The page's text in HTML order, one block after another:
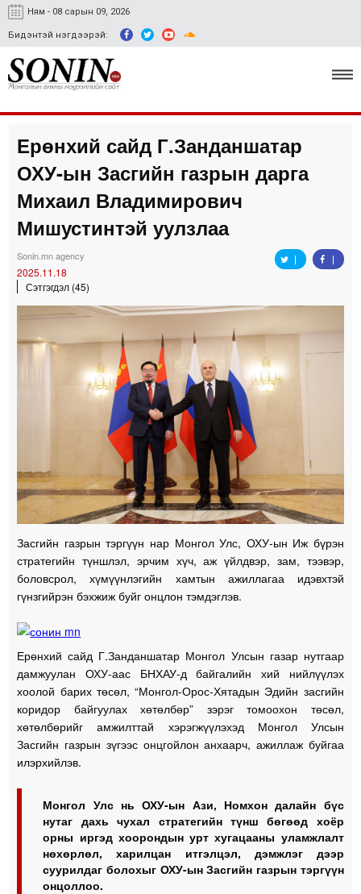
Ням - 08 сарын 09, 2026
Бидэнтэй нэгдээрэй:
Улс төр, эдийн засаг
Гэмт хэрэг
Нийгэм, соёл
Ерөнхий сайд Г.Занданшатар
ОХУ-ын Засгийн газрын дарга
Михаил Владимирович
Мишустинтэй уулзлаа
Sonin.mn agency
2025.11.18
Сэтгэгдэл (45)
Засгийн газрын тэргүүн нар Монгол Улс, ОХУ-ын Иж бүрэн
стратегийн түншлэл, эрчим хүч, аж үйлдвэр, зам, тээвэр,
боловсрол, хүмүүнлэгийн хамтын ажиллагаа идэвхтэй
гүнзгийрэн бэхжиж буйг онцлон тэмдэглэв.
Ерөнхий сайд Г.Занданшатар Монгол Улсын газар нутгаар
дамжуулан ОХУ-аас БНХАУ-д байгалийн хий нийлүүлэх
хоолой барих төсөл, “Монгол-Орос-Хятадын Эдийн засгийн
коридор байгуулах хөтөлбөр” зэрэг томоохон төсөл,
хөтөлбөрийг амжилттай хэрэгжүүлэхэд Монгол Улсын
Засгийн газрын зүгээс онцгойлон анхаарч, ажиллаж буйгаа
илэрхийлэв.
Монгол Улс нь ОХУ-ын Ази, Номхон далайн бүс
нутаг дахь чухал стратегийн түнш бөгөөд хоёр
орны иргэд хоорондын урт хугацааны уламжлалт
нөхөрлөл, харилцан итгэлцэл, дэмжлэг дээр
суурилдаг болохыг ОХУ-ын Засгийн газрын тэргүүн
онцоллоо.